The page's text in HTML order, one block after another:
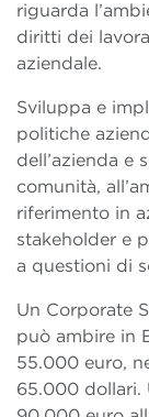
riguarda
diritti dei
aziendale.
Sviluppa e
politiche
dell’azienda e
comunità,
riferimento in
stakeholder e
a questioni di
Un Corporate
può ambire in
55.000 euro,
65.000 dollari.